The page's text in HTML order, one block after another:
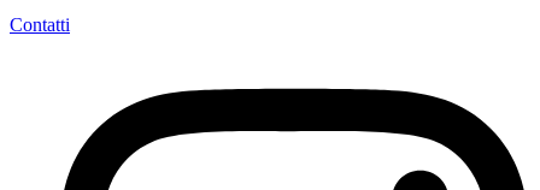
Contatti